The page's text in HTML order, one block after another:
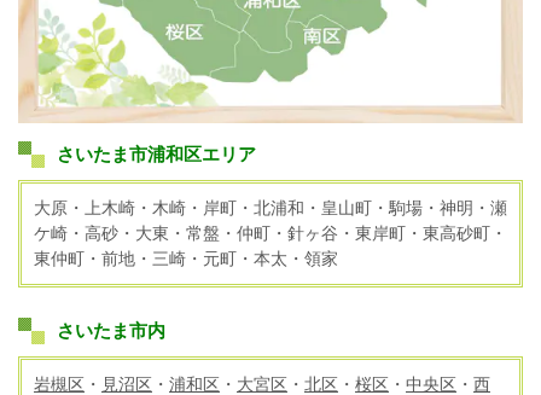
さいたま市浦和区エリア
大原・上木崎・木崎・岸町・北浦和・皇山町・駒場・神明・瀬
ケ崎・高砂・大東・常盤・仲町・針ヶ谷・東岸町・東高砂町・
東仲町・前地・三崎・元町・本太・領家
さいたま市内
岩槻区 ・ 見沼区 ・ 浦和区 ・ 大宮区 ・ 北区 ・ 桜区 ・ 中央区 ・ 西